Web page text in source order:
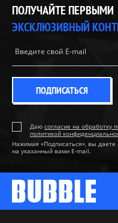
ПОЛУЧАЙТЕ ПЕРВЫМИ
ЭКСКЛЮЗИВНЫЙ
ПОДПИСАТЬСЯ
Даю согласие на обработку
политикой
Нажимая «Подписаться», вы
на указанный вами E-mail.